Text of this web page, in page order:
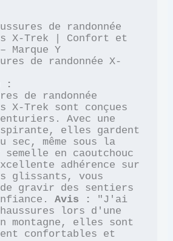
de randonnée
X-Trek | Confort et
de randonnée X-
:
de randonnée
X-Trek sont conçues
Avec une
elles gardent
sec, même sous la
en caoutchouc
adhérence sur
glissants, vous
gravir des sentiers
Avis :
"J'ai
lors d'une
montagne, elles sont
confortables et